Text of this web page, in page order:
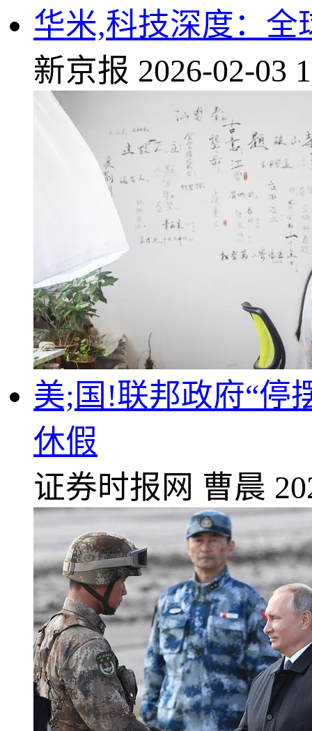
华米,科技深度：
新京报 2026-02-03
美;国!联邦政府“停
休假
证券时报网 曹晨